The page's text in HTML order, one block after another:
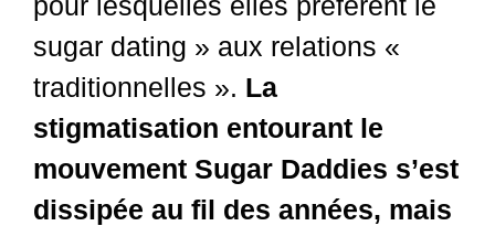
sugar dating » aux relations «
traditionnelles ». La
stigmatisation entourant le
mouvement Sugar Daddies s’est
dissipée au fil des années, mais